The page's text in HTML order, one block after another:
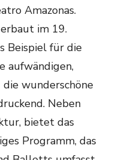
Amazonas.
im 19.
Beispiel für die
aufwändigen,
wunderschöne
Neben
bietet das
Programm, das